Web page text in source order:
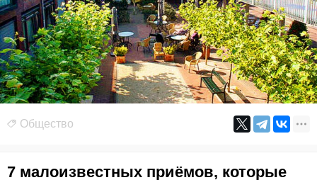
Общество
7 малоизвестных приёмов, которые